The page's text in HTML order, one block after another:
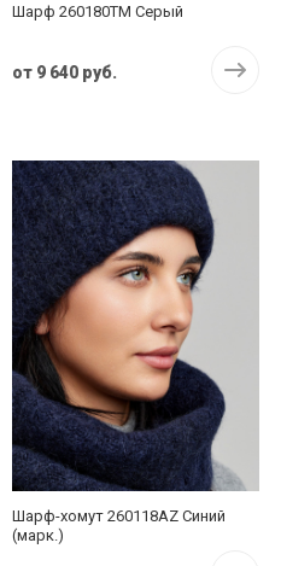
Шарф 260180TM Серый
от 9 640 руб.
Шарф-хомут 260118AZ Синий
(марк.)